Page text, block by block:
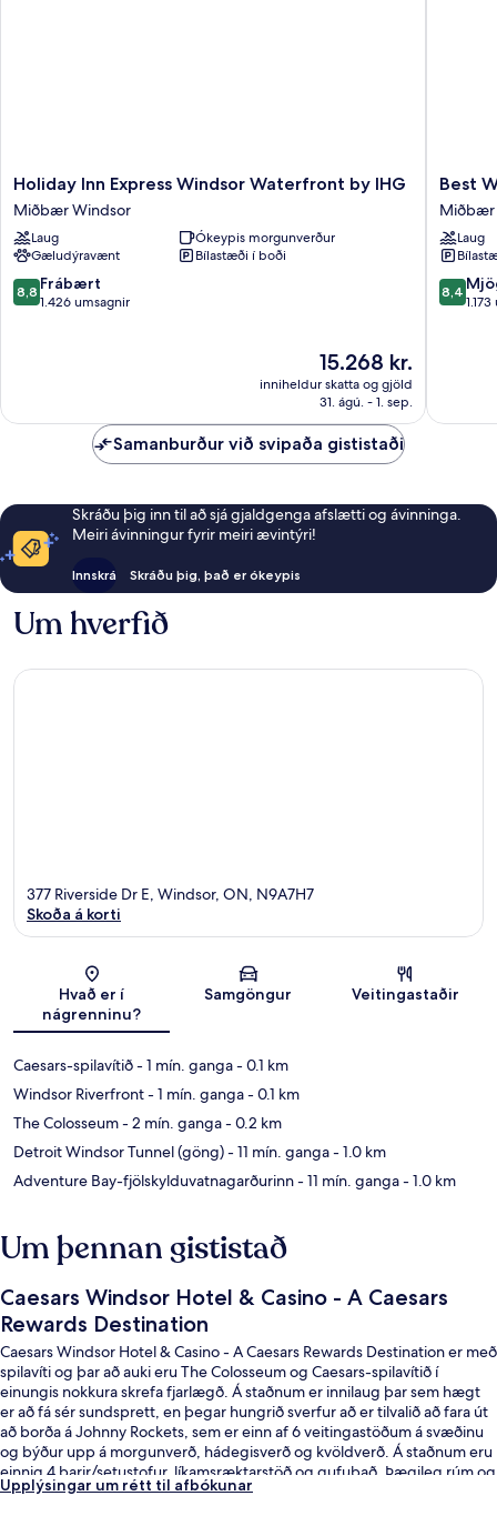
Holiday
Inn
Express
Windsor
Waterfront
by
IHG
Holiday Inn Express Windsor Waterfront by IHG
Miðbær Windsor
Laug
Ókeypis morgunverður
Gæludýravænt
Bílastæði í boði
8.8
af
8,8 Frábært
1.426 umsagnir
Verðið
er
15.268 kr.
15.268 kr.
inniheldur skatta og gjöld
31. ágú. - 1. sep.
Best
Western
Plus
Hotel
Miðbær
Windsor
Best
Miðbær
Laug
8.4
af
8,4
Samanburður við svipaða gististaði
Skráðu þig inn til að sjá gjaldgenga afslætti og ávinninga.
Meiri ávinningur fyrir meiri ævintýri!
Innskrá Skráðu þig, það er ókeypis
Um hverfið
Kort
377 Riverside Dr E, Windsor, ON, N9A7H7
Skoða á korti
Hvað er í
nágrenninu?
Samgöngur Veitingastaðir
Caesars-spilavítið- 1 mín. ganga- 0.1 km
Windsor Riverfront- 1 mín. ganga- 0.1 km
The Colosseum- 2 mín. ganga- 0.2 km
Detroit Windsor Tunnel (göng)- 11 mín. ganga- 1.0 km
Adventure Bay-fjölskylduvatnagarðurinn- 11 mín. ganga- 1.0 km
Um þennan gististað
Caesars Windsor Hotel & Casino - A Caesars
Rewards Destination
Caesars Windsor Hotel & Casino - A Caesars Rewards Destination er með
spilavíti og þar að auki eru The Colosseum og Caesars-spilavítið í
einungis nokkura skrefa fjarlægð. Á staðnum er innilaug þar sem hægt
er að fá sér sundsprett, en þegar hungrið sverfur að er tilvalið að fara út
að borða á Johnny Rockets, sem er einn af 6 veitingastöðum á svæðinu
og býður upp á morgunverð, hádegisverð og kvöldverð. Á staðnum eru
einnig 4 barir/setustofur, líkamsræktarstöð og gufubað. Þægileg rúm og
hjálpsamt starfsfólk eru meðal helstu kosta gististaðarins að mati
Upplýsingar um rétt til afbókunar